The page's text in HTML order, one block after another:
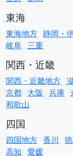
東海
東海地方 静岡・
岐阜 三重
関西・近畿
関西・近畿地方
京都 大阪 兵庫
和歌山
四国
四国地方 香川
高知 愛媛